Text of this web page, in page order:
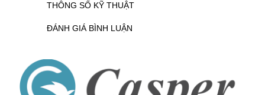
THÔNG SỐ KỸ THUẬT
ĐÁNH GIÁ BÌNH LUẬN